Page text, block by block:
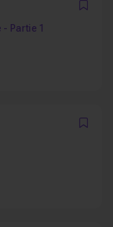
Partie 1